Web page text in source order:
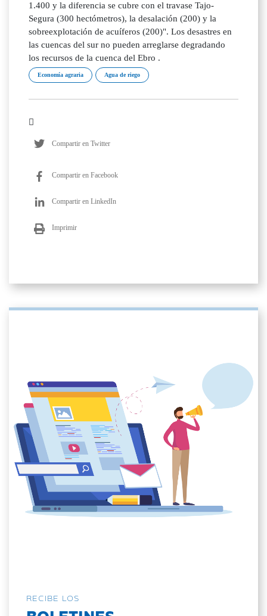
1.400 y la diferencia se cubre con el travase Tajo-
Segura (300 hectómetros), la desalación (200) y la
sobreexplotación de acuíferos (200)". Los desastres en
las cuencas del sur no pueden arreglarse degradando
los recursos de la cuenca del Ebro .
Economía agraria Agua de riego
Compartir en Twitter
Compartir en Facebook
Compartir en LinkedIn
Imprimir
RECIBE LOS